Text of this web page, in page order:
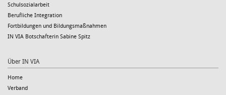
Schulsozialarbeit
Berufliche Integration
Fortbildungen und Bildungsmaßnahmen
IN VIA Botschafterin Sabine Spitz
Über IN VIA
Home
Verband